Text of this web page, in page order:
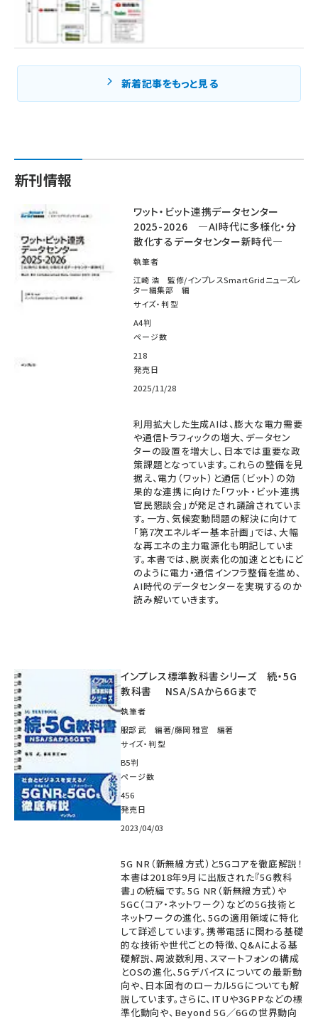
新着記事をもっと見る
新刊情報
ワット・ビット連携データセンター
2025-2026 ―AI時代に多様化・分
散化するデータセンター新時代―
執筆者
江崎 浩 監修/インプレスSmartGridニューズレ
ター編集部 編
サイズ・判型
A4判
ページ数
218
発売日
2025/11/28
利用拡大した生成AIは、膨大な電力需要
や通信トラフィックの増大、データセン
ターの設置を増大し、日本では重要な政
策課題となっています。これらの整備を見
据え、電力（ワット）と通信（ビット）の効
果的な連携に向けた「ワット・ビット連携
官民懇談会」が発足され議論されていま
す。一方、気候変動問題の解決に向けて
「第7次エネルギー基本計画」では、大幅
な再エネの主力電源化も明記していま
す。本書では、脱炭素化の加速とともにど
のように電力・通信インフラ整備を進め、
AI時代のデータセンターを実現するのか
読み解いていきます。
インプレス標準教科書シリーズ 続・5G
教科書 NSA/SAから6Gまで
執筆者
服部 武 編著/藤岡 雅宣 編著
サイズ・判型
B5判
ページ数
456
発売日
2023/04/03
5G NR（新無線方式）と5Gコアを徹底解説！
本書は2018年9月に出版された『5G教科
書』の続編です。5G NR（新無線方式）や
5GC（コア・ネットワーク）などの5G技術と
ネットワークの進化、5Gの適用領域に特化
して詳述しています。携帯電話に関わる基礎
的な技術や世代ごとの特徴、Q&Aによる基
礎解説、周波数利用、スマートフォンの構成
とOSの進化、5Gデバイスについての最新動
向や、日本固有のローカル5Gについても解
説しています。さらに、ITUや3GPPなどの標
準化動向や、Beyond 5G／6Gの世界動向